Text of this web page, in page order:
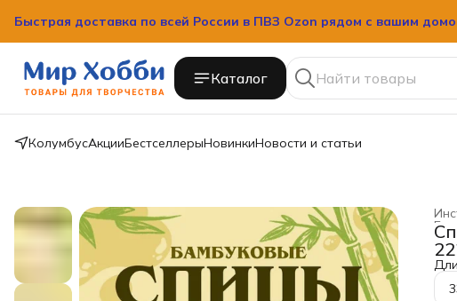
Быстрая доставка по всей России в ПВЗ Ozon рядом с вашим
Каталог
КолумбусАкцииБестселлерыНовинкиНовости и статьи